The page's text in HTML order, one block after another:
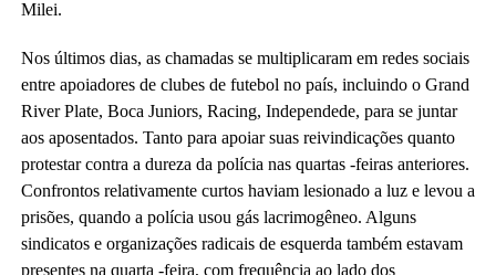
Milei.
Nos últimos dias, as chamadas se multiplicaram em redes sociais
entre apoiadores de clubes de futebol no país, incluindo o Grand
River Plate, Boca Juniors, Racing, Independede, para se juntar
aos aposentados. Tanto para apoiar suas reivindicações quanto
protestar contra a dureza da polícia nas quartas -feiras anteriores.
Confrontos relativamente curtos haviam lesionado a luz e levou a
prisões, quando a polícia usou gás lacrimogêneo. Alguns
sindicatos e organizações radicais de esquerda também estavam
presentes na quarta -feira, com frequência ao lado dos